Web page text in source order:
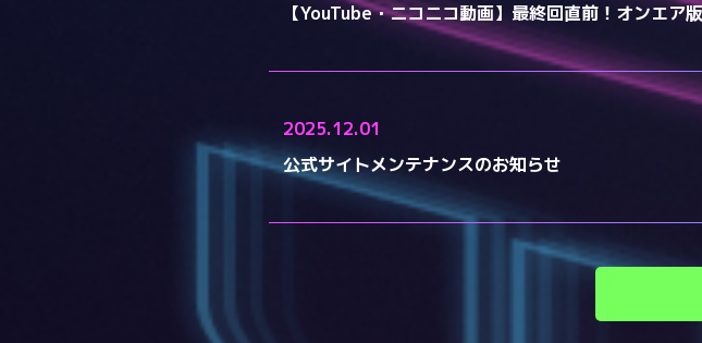
【YouTube・ニコニコ動画】最終回直前！オンエア
2025.12.01
公式サイトメンテナンスのお知らせ